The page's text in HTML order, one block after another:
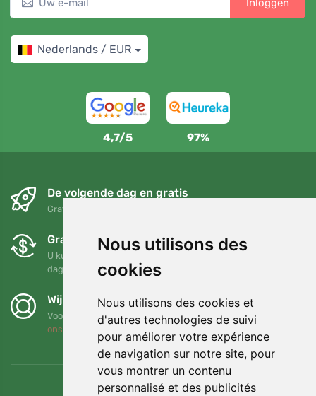
Nous utilisons des
cookies
Nous utilisons des cookies et
d'autres technologies de suivi
pour améliorer votre expérience
de navigation sur notre site, pour
vous montrer un contenu
personnalisé et des publicités
Inloggen
Nederlands / EUR
4,7/5 97%
De volgende dag en gratis
Gratis verzending voor bestellingen boven 95 EUR
Gratis ruilen en retourneren
U kunt uw bestelling op elk gewenst moment binnen 90
dagen retourneren of ruilen
Wij steunen Trees.org
Voor elke bestelling planten we een boom! Lees meer
ons